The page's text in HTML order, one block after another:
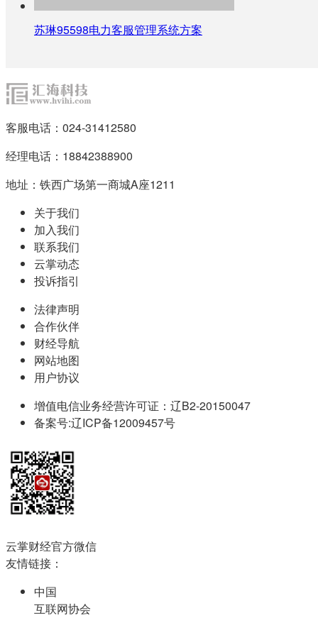
苏琳95598电力客服管理系统方案
客服电话：024-31412580
经理电话：18842388900
地址：铁西广场第一商城A座1211
关于我们
加入我们
联系我们
云掌动态
投诉指引
法律声明
合作伙伴
财经导航
网站地图
用户协议
增值电信业务经营许可证：辽B2-20150047
备案号:辽ICP备12009457号
云掌财经官方微信
友情链接：
中国
互联网协会